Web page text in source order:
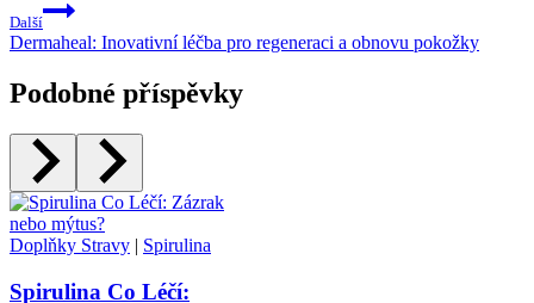
Další
Dermaheal: Inovativní léčba pro regeneraci a obnovu pokožky
Podobné příspěvky
Doplňky Stravy | Spirulina
Spirulina Co Léčí: